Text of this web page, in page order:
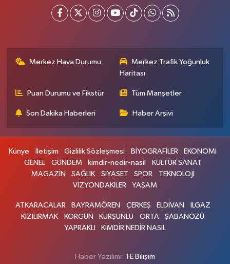
Merkez Hava Durumu
Merkez Trafik Yoğunluk
Haritası
Puan Durumu ve Fikstür Tüm Manşetler
Son Dakika Haberleri Haber Arşivi
Künye İletişim Gizlilik Sözleşmesi BİYOGRAFİLER
EKONOMİ
GENEL
GÜNDEM kimdir-nedir-nasil
KÜLTÜR SANAT
MAGAZİN
SAĞLIK SİYASET SPOR
TEKNOLOJİ
VİZYONDAKİLER
YAŞAM
ATKARACALAR BAYRAMÖREN ÇERKEŞ ELDİVAN
ILGAZ
KIZILIRMAK
KORGUN KURŞUNLU ORTA
ŞABANÖZÜ
YAPRAKLI
KİMDİR NEDİR NASIL
Haber Yazılımı: TE Bilişim